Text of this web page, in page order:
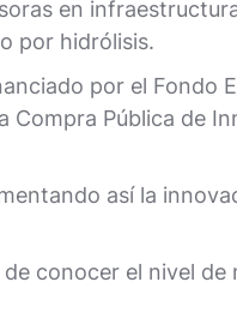
en
por hidrólisis.
por el Fondo
Compra Pública de
así la
conocer el nivel de